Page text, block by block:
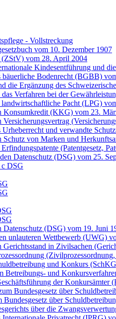
- Vollstreckung
vom 10. Dezember 1907
(ZStV) vom 28. April 2004
Kindesentführung und
bäuerliche Bodenrecht (BGBB)
die Ergänzung des
Verfahren bei der
landwirtschaftliche Pacht (LPG)
Konsumkredit (KKG) vom 23.
Versicherungsvertrag
Urheberrecht und verwandte
Schutz von Marken und
(Patentgesetz,
Datenschutz (DSG) vom 25.
DSG
Datenschutz (DSG) vom 19. Juni
unlauteren Wettbewerb (UWG)
Gerichtsstand in Zivilsachen
und Konkurs
Betreibungs- und
der Konkursämter
Bundesgesetz über
Bundesgesetz über
über die